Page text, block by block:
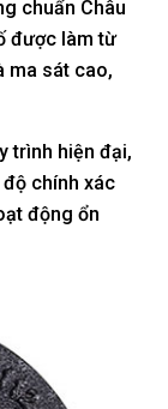
chuẩn Châu
được làm từ
ma sát cao,
trình hiện đại,
chính xác
động ổn